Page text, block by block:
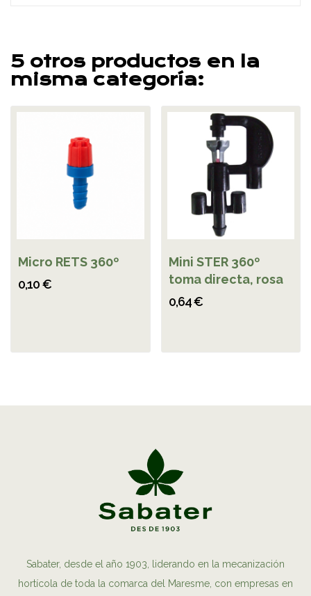
5 otros productos en la
misma categoría:
Micro RETS 360º
0,10 €
Mini STER 360º
toma directa, rosa
0,64 €
Sabater, desde el año 1903, liderando en la mecanización
hortícola de toda la comarca del Maresme, con empresas en